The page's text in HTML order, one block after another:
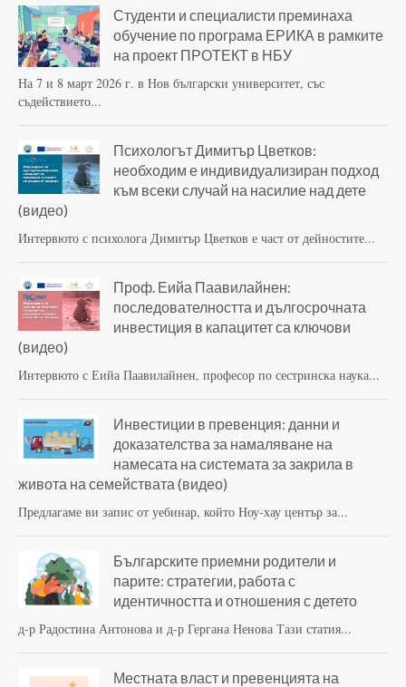
Студенти и специалисти преминаха
обучение по програма ЕРИКА в рамките
на проект ПРОТЕКТ в НБУ
На 7 и 8 март 2026 г. в Нов български университет, със
съдействието...
Психологът Димитър Цветков:
необходим е индивидуализиран подход
към всеки случай на насилие над дете
(видео)
Интервюто с психолога Димитър Цветков е част от дейностите...
Проф. Еийа Паавилайнен:
последователността и дългосрочната
инвестиция в капацитет са ключови
(видео)
Интервюто с Еийа Паавилайнен, професор по сестринска наука...
Инвестиции в превенция: данни и
доказателства за намаляване на
намесата на системата за закрила в
живота на семействата (видео)
Предлагаме ви запис от уебинар, който Ноу-хау център за...
Българските приемни родители и
парите: стратегии, работа с
идентичността и отношения с детето
д-р Радостина Антонова и д-р Гергана Ненова Тази статия...
Местната власт и превенцията на